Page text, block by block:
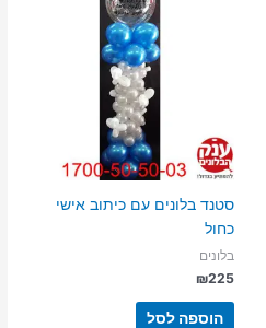
סטנד בלונים עם כיתוב אישי
כחול
בלונים
₪225
הוספה לסל